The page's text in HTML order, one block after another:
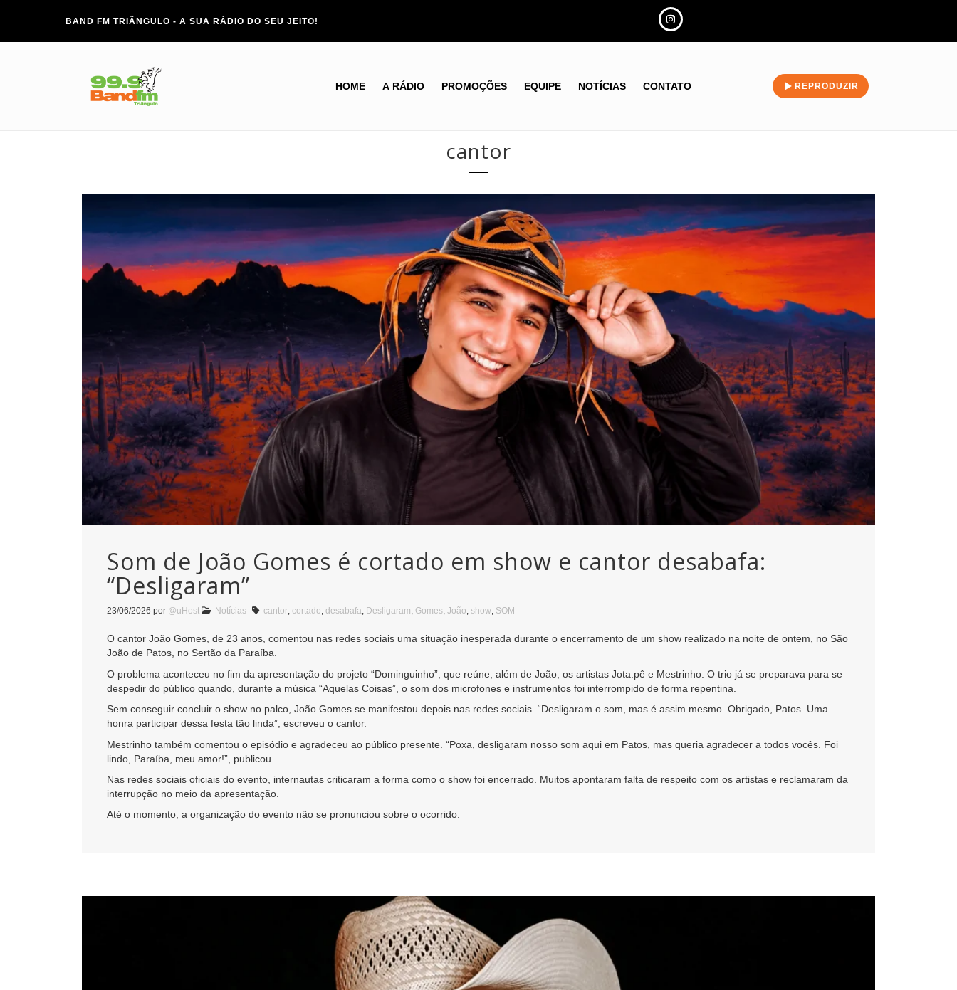
BAND FM TRIÂNGULO - A SUA RÁDIO DO SEU JEITO!
HOME A RÁDIO PROMOÇÕES EQUIPE NOTÍCIAS CONTATO REPRODUZIR
cantor
Som de João Gomes é cortado em show e cantor desabafa:
“Desligaram”
23/06/2026 por @uHost Notícias cantor, cortado, desabafa, Desligaram, Gomes, João, show, SOM
O cantor João Gomes, de 23 anos, comentou nas redes sociais uma situação inesperada durante o encerramento de um show realizado na noite de ontem, no São
João de Patos, no Sertão da Paraíba.
O problema aconteceu no fim da apresentação do projeto “Dominguinho”, que reúne, além de João, os artistas Jota.pê e Mestrinho . O trio já se preparava para se
despedir do público quando, durante a música “Aquelas Coisas”, o som dos microfones e instrumentos foi interrompido de forma repentina.
Sem conseguir concluir o show no palco, João Gomes se manifestou depois nas redes sociais. “Desligaram o som, mas é assim mesmo. Obrigado, Patos. Uma
honra participar dessa festa tão linda”, escreveu o cantor.
Mestrinho também comentou o episódio e agradeceu ao público presente. “Poxa, desligaram nosso som aqui em Patos, mas queria agradecer a todos vocês. Foi
lindo, Paraíba, meu amor!”, publicou.
Nas redes sociais oficiais do evento, internautas criticaram a forma como o show foi encerrado. Muitos apontaram falta de respeito com os artistas e reclamaram da
interrupção no meio da apresentação.
Até o momento, a organização do evento não se pronunciou sobre o ocorrido.